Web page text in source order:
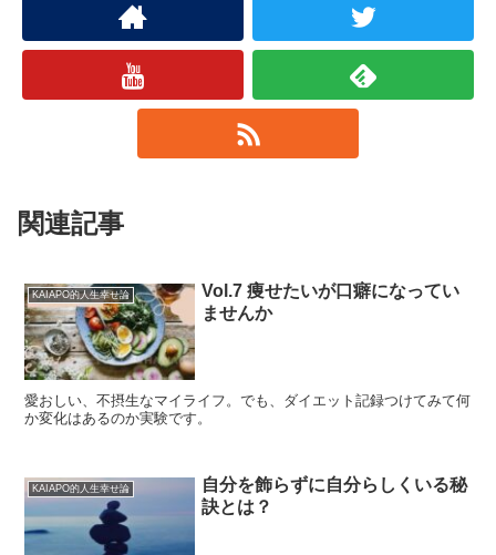
関連記事
KAIAPO的人生幸せ論
Vol.7 痩せたいが口癖になってい
ませんか
愛おしい、不摂生なマイライフ。でも、ダイエット記録つけてみて何
か変化はあるのか実験です。
KAIAPO的人生幸せ論
自分を飾らずに自分らしくいる秘
訣とは？